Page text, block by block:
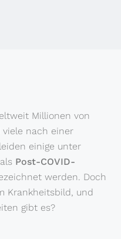
Millionen von
nach einer
einige unter
Post-COVID-
werden. Doch
Krankheitsbild, und
gibt es?